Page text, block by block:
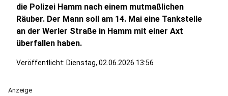
die Polizei Hamm nach einem mutmaßlichen
Räuber. Der Mann soll am 14. Mai eine Tankstelle
an der Werler Straße in Hamm mit einer Axt
überfallen haben.
Veröffentlicht: Dienstag, 02.06.2026 13:56
Anzeige